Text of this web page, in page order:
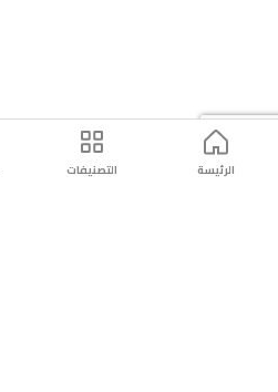
الرئيسة التصنيفات